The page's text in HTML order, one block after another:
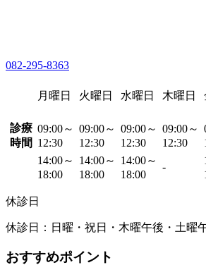
082-295-8363
月曜日 火曜日 水曜日 木曜日
診療
時間
09:00～
12:30
09:00～
12:30
09:00～
12:30
09:00～
12:30
14:00～
18:00
14:00～
18:00
14:00～
18:00
-
休診日
休診日：日曜・祝日・木曜午後・土曜
おすすめポイント